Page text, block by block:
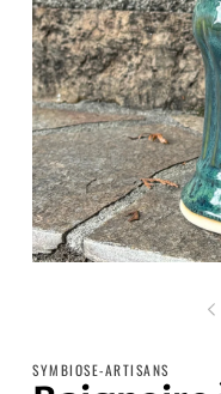
una
ventana
SYMBIOSE-ARTISANS